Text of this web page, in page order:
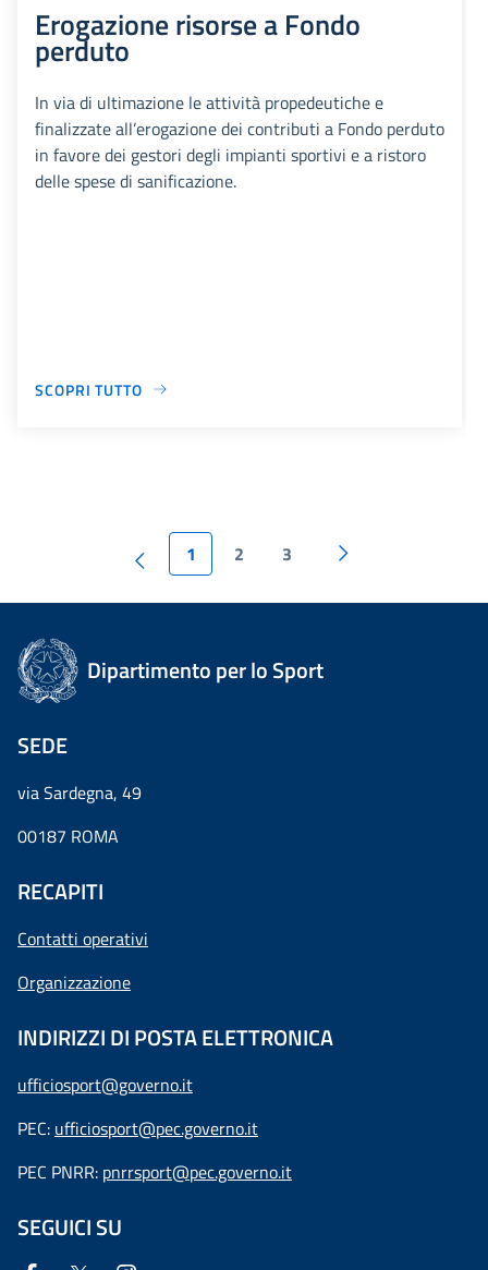
Erogazione risorse a Fondo
perduto
In via di ultimazione le attività propedeutiche e
finalizzate all’erogazione dei contributi a Fondo perduto
in favore dei gestori degli impianti sportivi e a ristoro
delle spese di sanificazione.
SCOPRI TUTTO
1 2 3
Dipartimento per lo Sport
SEDE
via Sardegna, 49
00187 ROMA
RECAPITI
Contatti operativi
Organizzazione
INDIRIZZI DI POSTA ELETTRONICA
ufficiosport@governo.it
PEC: ufficiosport@pec.governo.it
PEC PNRR: pnrrsport@pec.governo.it
SEGUICI SU